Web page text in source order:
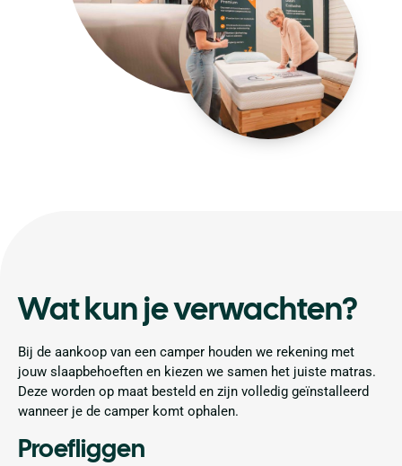
Wat kun je verwachten?
Bij de aankoop van een camper houden we rekening met
jouw slaapbehoeften en kiezen we samen het juiste matras.
Deze worden op maat besteld en zijn volledig geïnstalleerd
wanneer je de camper komt ophalen.
Proefliggen